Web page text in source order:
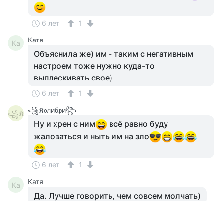
6 лет 1
Ка Катя
Объяснила же) им - таким с негативным
настроем тоже нужно куда-то
выплескивать свое)
6 лет 1
꧁𝕶 ꧁𝕶𝖔либ𝖕и꧂
Ну и хрен с ним
всё равно буду
жаловаться и ныть им на зло
6 лет 1
Ка Катя
Да. Лучше говорить, чем совсем молчать)